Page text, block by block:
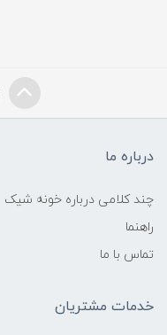
درباره ما
چند کلامی درباره خونه شیک
راهنما
تماس با ما
خدمات مشتریان